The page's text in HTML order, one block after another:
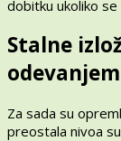
dobitku ukoliko
Stalne
odevanjem
Za sada su
preostala nivoa